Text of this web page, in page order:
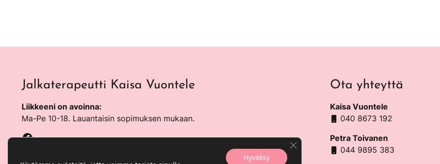
Jalkaterapeutti Kaisa Vuontele
Liikkeeni on avoinna:
Ma-Pe 10-18. Lauantaisin sopimuksen mukaan.
Facebook
Ota yhteyttä
Kaisa Vuontele
040 8673 192
Petra Toivanen
044 9895 383
Hyväksy
Sulje evästebanneri